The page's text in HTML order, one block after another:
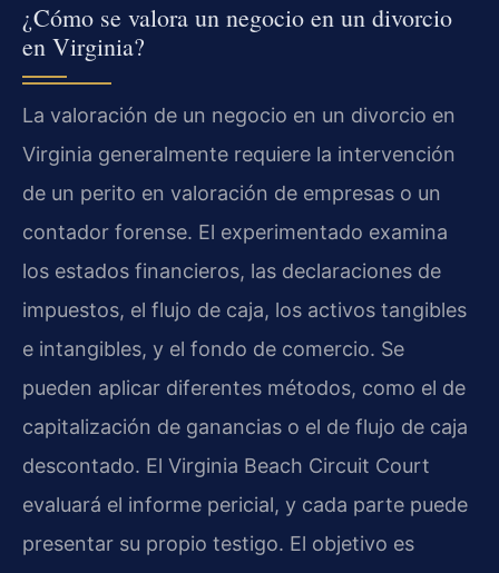
¿Cómo se valora un negocio en un divorcio
en Virginia?
La valoración de un negocio en un divorcio en
Virginia generalmente requiere la intervención
de un perito en valoración de empresas o un
contador forense. El experimentado examina
los estados financieros, las declaraciones de
impuestos, el flujo de caja, los activos tangibles
e intangibles, y el fondo de comercio. Se
pueden aplicar diferentes métodos, como el de
capitalización de ganancias o el de flujo de caja
descontado. El Virginia Beach Circuit Court
evaluará el informe pericial, y cada parte puede
presentar su propio testigo. El objetivo es